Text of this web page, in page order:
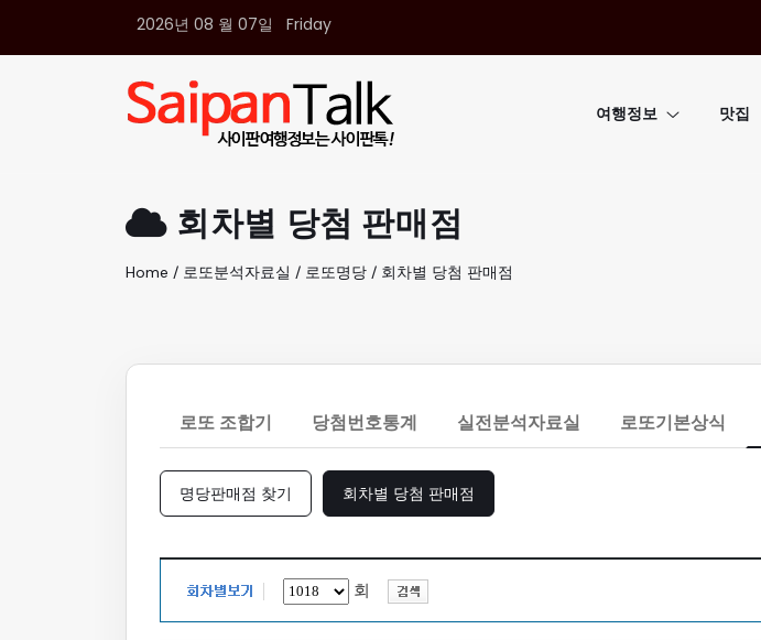
2026년 08 월 07일 Friday
여행정보 맛집
회차별 당첨 판매점
Home / 로또분석자료실 / 로또명당 / 회차별 당첨 판매점
로또 조합기 당첨번호통계 실전분석자료실 로또기본상식
명당판매점 찾기 회차별 당첨 판매점
회
여행정보
생활정보